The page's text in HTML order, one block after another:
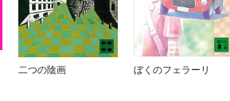
二つの陰画 ぼくのフェラーリ